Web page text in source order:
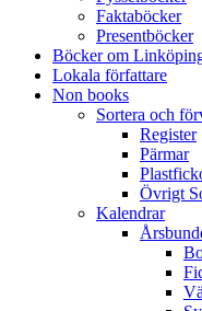
Faktaböcker
Presentböcker
Böcker om
Lokala författare
Non books
Sortera och
Register
Pärmar
Övrigt
Kalendrar